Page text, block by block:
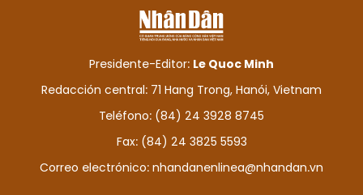
Presidente-Editor: Le Quoc Minh
Redacción central: 71 Hang Trong, Hanói, Vietnam
Teléfono: (84) 24 3928 8745
Fax: (84) 24 3825 5593
Correo electrónico: nhandanenlinea@nhandan.vn